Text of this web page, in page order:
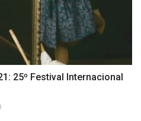
25º Festival Internacional